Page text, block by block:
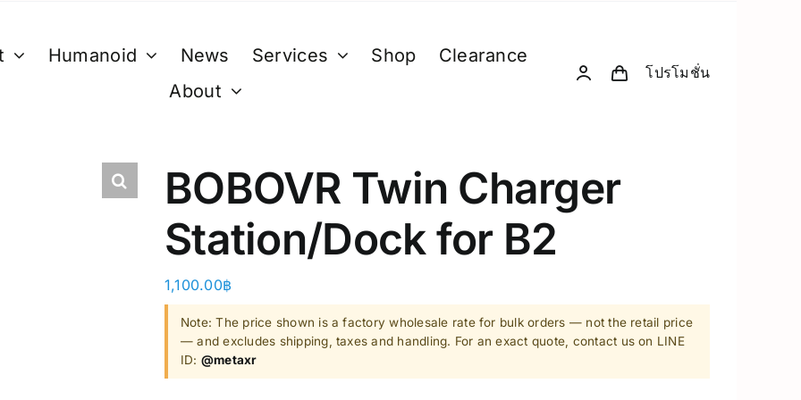
Ray-Ban Meta Glasses
Bestseller
VGA Card
Computer Vision Hardware
Mini/Micro PC & eGPU
Unitree-Humanoid
Insta360
Drone
Humanoid News Services Shop
Clearance
About
โปรโมชั่น
BOBOVR Twin Charger
Station/Dock for B2
1,100.00฿
Note: The price shown is a factory wholesale rate for bulk orders — not the retail price
— and excludes shipping, taxes and handling. For an exact quote, contact us on LINE
ID: @metaxr